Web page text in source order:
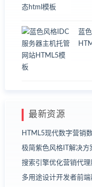
蓝
最新资源
HTML5现代数字营销
极简紫色风格IT解决
搜索引擎优化营销代
多用途设计开发者前